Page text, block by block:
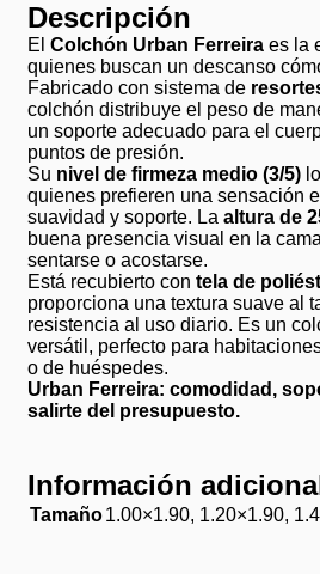
Descripción
El Colchón Urban Ferreira es la
quienes buscan un descanso
Fabricado con sistema de
colchón distribuye el peso de
un soporte adecuado para el
puntos de presión.
Su nivel de firmeza medio (3/5)
quienes prefieren una sensación
suavidad y soporte. La altura de
buena presencia visual en la
sentarse o acostarse.
Está recubierto con tela de
proporciona una textura suave al
resistencia al uso diario. Es un
versátil, perfecto para
o de huéspedes.
Urban Ferreira: comodidad,
salirte del presupuesto.
Información
Tamaño1.00×1.90, 1.20×1.90,